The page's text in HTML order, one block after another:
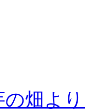
畑よ